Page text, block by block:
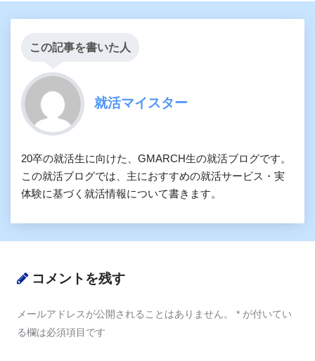
この記事を書いた人
就活マイスター
20卒の就活生に向けた、GMARCH生の就活ブログです。
この就活ブログでは、主におすすめの就活サービス・実
体験に基づく就活情報について書きます。
コメントを残す
メールアドレスが公開されることはありません。 * が付いてい
る欄は必須項目です